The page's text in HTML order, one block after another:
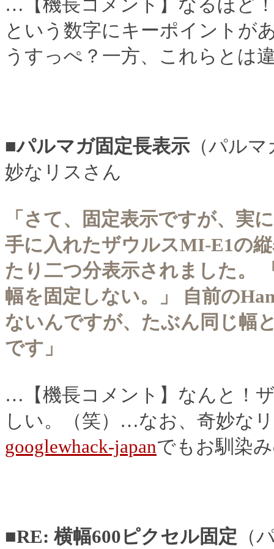
…【機長コメント】なるほど
という数字にキーポイントが
うすっぺ？一方、これらとは
■パルマガ固定長表示 （パル
妙なリスさん
「さて、固定表示ですが、実
手に入れたザウルスMI-E1の
たり二つ分表示されました。
幅を固定しない。」 自前の
ないんですが、たぶん同じ幅
です」
…【機長コメント】なんと！
しい。（笑）…なお、奇妙な
googlewhack-japanでもお馴染
■RE: 横幅600ピクセル固定 （